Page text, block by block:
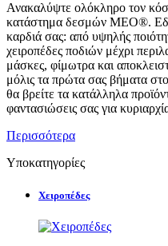
Ανακαλύψτε ολόκληρο τον
κατάστημα δεσμών MEO®.
καρδιά σας: από υψηλής
χειροπέδες ποδιών μέχρι
μάσκες, φίμωτρα και
μόλις τα πρώτα σας βήματα
θα βρείτε τα κατάλληλα
φαντασιώσεις σας για
Περισσότερα
Υποκατηγορίες
Χειροπέδες